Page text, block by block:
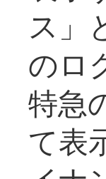
ス」
のロ
特急
て表